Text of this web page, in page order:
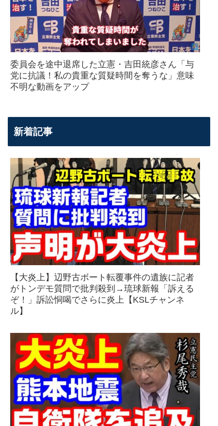
委員会を途中退席した立憲・吉田統彦さん「与
党に抗議！私の貴重な質疑時間を奪うな」意味
不明な動画をアップ
新着記事
【大炎上】辺野古ボート転覆事件の遺族に記者
がトンデモ質問で批判殺到→琉球新報「訴える
ぞ！」訴訟恫喝でさらに炎上【KSLチャンネ
ル】